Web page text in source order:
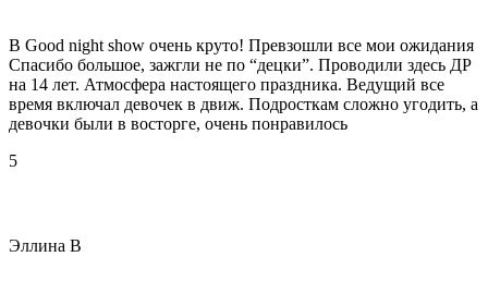
B Good night show очень круто! Превзошли все мои ожидания
Спасибо большое, зажгли не по “децки”. Проводили здесь ДР
на 14 лет. Атмосфера настоящего праздника. Ведущий все
время включал девочек в движ. Подросткам сложно угодить, а
девочки были в восторге, очень понравилось
5
Эллина В